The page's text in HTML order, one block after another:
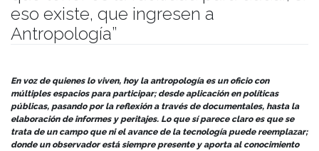
eso existe, que ingresen a
Antropología”
En voz de quienes lo viven, hoy la antropología es un oficio con
múltiples espacios para participar; desde aplicación en políticas
públicas, pasando por la reflexión a través de documentales, hasta la
elaboración de informes y peritajes. Lo que sí parece claro es que se
trata de un campo que ni el avance de la tecnología puede reemplazar;
donde un observador está siempre presente y aporta al conocimiento